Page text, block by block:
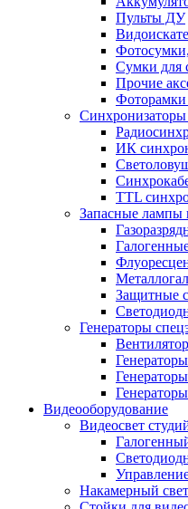
Пульты ДУ
Сумки для
Прочие
ИК
TTL
Запасные лампы
Защитные
Генераторы
Видеооборудование
Видеосвет
Накамерный